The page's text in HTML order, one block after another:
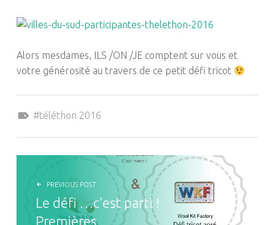
Alors mesdames, ILS /ON /JEcomptent sur vous et
votre générosité au travers de ce petit défi tricot
téléthon 2016
NAVIGATION DE L’ARTICLE
PREVIOUS POST
Le défi …c’est parti !
Premières